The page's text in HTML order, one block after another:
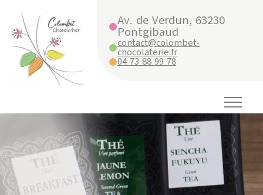
Av. de Verdun, 63230
Pontgibaud
contact@colombet-
chocolaterie.fr
04 73 88 99 78